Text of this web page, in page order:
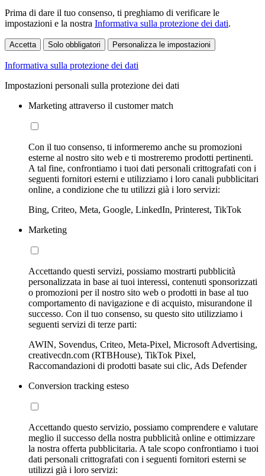
Prima di dare il tuo consenso, ti preghiamo di verificare le
impostazioni e la nostra Informativa sulla protezione dei dati.
Accetta Solo obbligatori Personalizza le impostazioni
Informativa sulla protezione dei dati
Impostazioni personali sulla protezione dei dati
Marketing attraverso il customer match
Con il tuo consenso, ti informeremo anche su promozioni
esterne al nostro sito web e ti mostreremo prodotti pertinenti.
A tal fine, confrontiamo i tuoi dati personali crittografati con i
seguenti fornitori esterni e utilizziamo i loro canali pubblicitari
online, a condizione che tu utilizzi già i loro servizi:
Bing, Criteo, Meta, Google, LinkedIn, Printerest, TikTok
Marketing
Accettando questi servizi, possiamo mostrarti pubblicità
personalizzata in base ai tuoi interessi, contenuti sponsorizzati
o promozioni per il nostro sito web o prodotti in base al tuo
comportamento di navigazione e di acquisto, misurandone il
successo. Con il tuo consenso, su questo sito utilizziamo i
seguenti servizi di terze parti:
AWIN, Sovendus, Criteo, Meta-Pixel, Microsoft Advertising,
creativecdn.com (RTBHouse), TikTok Pixel,
Raccomandazioni di prodotti basate sui clic, Ads Defender
Conversion tracking esteso
Accettando questo servizio, possiamo comprendere e valutare
meglio il successo della nostra pubblicità online e ottimizzare
la nostra offerta pubblicitaria. A tale scopo confrontiamo i tuoi
dati personali crittografati con i seguenti fornitori esterni se
utilizzi già i loro servizi: